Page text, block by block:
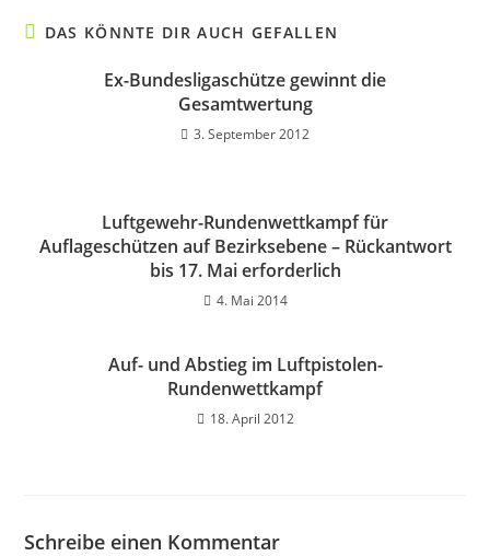
DAS KÖNNTE DIR AUCH GEFALLEN
Ex-Bundesligaschütze gewinnt die
Gesamtwertung
3. September 2012
Luftgewehr-Rundenwettkampf für
Auflageschützen auf Bezirksebene – Rückantwort
bis 17. Mai erforderlich
4. Mai 2014
Auf- und Abstieg im Luftpistolen-
Rundenwettkampf
18. April 2012
Schreibe einen Kommentar